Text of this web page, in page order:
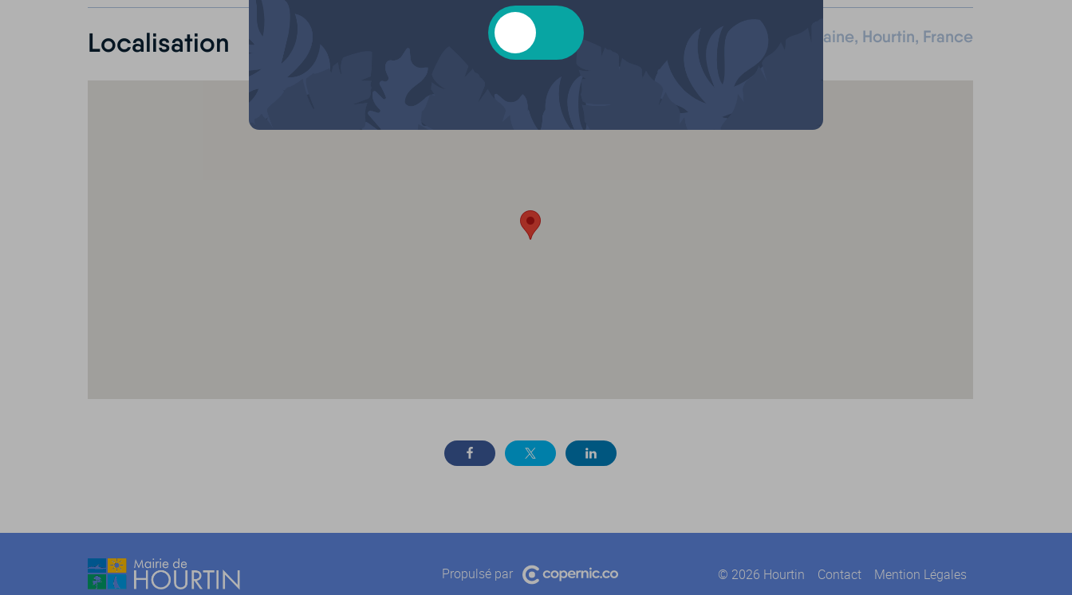
Localisation Salle d'animation, Rue de la misaine, Hourtin, France
Propulsé par © 2026 Hourtin Contact Mention Légales